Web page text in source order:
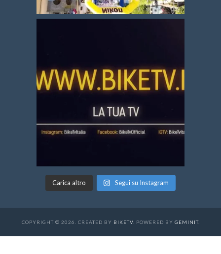
Carica altro Segui su Instagram
COPYRIGHT © 2026. CREATED BY BIKETV. POWERED BY GEMINIT.